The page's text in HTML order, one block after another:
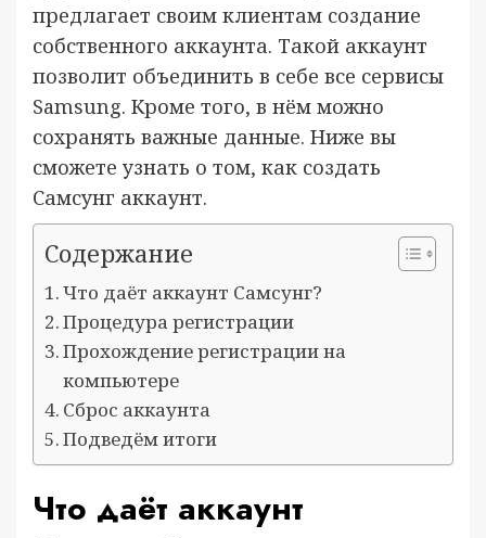
предлагает своим клиентам создание
собственного аккаунта. Такой аккаунт
позволит объединить в себе все сервисы
Samsung. Кроме того, в нём можно
сохранять важные данные. Ниже вы
сможете узнать о том, как создать
Самсунг аккаунт.
Содержание
Что даёт аккаунт Самсунг?
Процедура регистрации
Прохождение регистрации на
компьютере
Сброс аккаунта
Подведём итоги
Что даёт аккаунт